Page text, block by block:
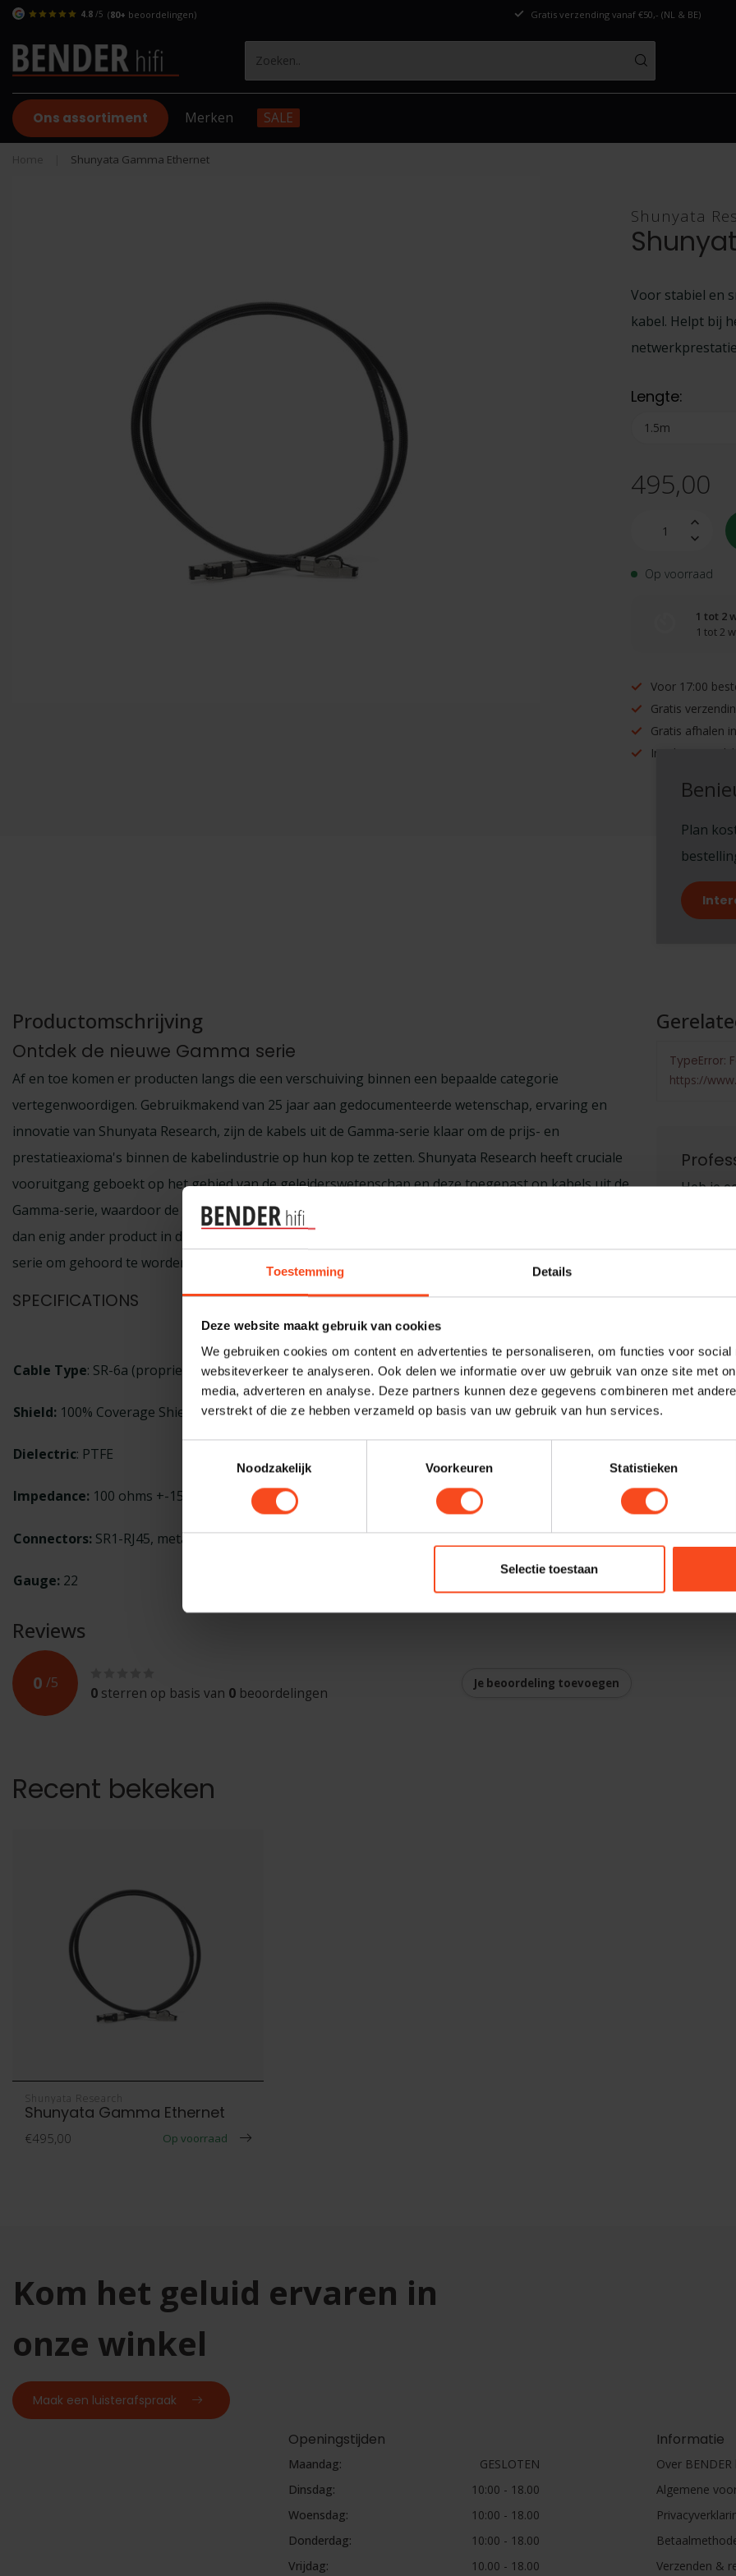
Toestemming Details
Deze website maakt gebruik van cookies
We gebruiken cookies om content en advertenties te personaliseren, om functies voor social
websiteverkeer te analyseren. Ook delen we informatie over uw gebruik van onze site met
media, adverteren en analyse. Deze partners kunnen deze gegevens combineren met
verstrekt of die ze hebben verzameld op basis van uw gebruik van hun services.
Noodzakelijk
Voorkeuren Statistieken
Selectie toestaan
4.8 /5 (80+ beoordelingen) Gratis verzending vanaf €50,- (NL & BE)
Ons assortiment Merken SALE
Home Shunyata Gamma Ethernet
Shunyata
Voor stabiel en
kabel. Helpt bij
Lengte:
495,00
Op voorraad
1 tot 2
1 tot 2
Voor 17:00
Gratis
Gratis afhalen
Inruilen mogelijk!
Plan
Productomschrijving
Ontdek de nieuwe Gamma serie
Af en toe komen er producten langs die een verschuiving binnen een bepaalde categorie
vertegenwoordigen. Gebruikmakend van 25 jaar aan gedocumenteerde wetenschap, ervaring en
innovatie van Shunyata Research, zijn de kabels uit de Gamma-serie klaar om de prijs- en
prestatieaxioma's binnen de kabelindustrie op hun kop te zetten. Shunyata Research heeft cruciale
vooruitgang geboekt op het gebied van de geleiderswetenschap en deze toegepast op kabels uit de
Gamma-serie, waardoor de prestaties tot ver boven verwachting zijn gestegen. Misschien wel meer
dan enig ander product in de geschiedenis van Shunyata Research vereisen kabels uit de Gamma-
serie om gehoord te worden, zelfs in vergelijking met kabels die twee tot drie keer zo duur zijn.
SPECIFICATIONS
Cable Type: SR-6a (proprietary)
Shield: 100% Coverage Shield
Dielectric: PTFE
Impedance: 100 ohms +-15
Connectors: SR1-RJ45, metal construction
Gauge: 22
KPIP v2 Processing:4-days
Color:
Safety Assurance:
Continuity and polarity tests – by two technicians
HiPOT tests insulation breakdown @ 1,200 VAC
Reviews
0 /5
0 sterren op basis van 0 beoordelingen
Je beoordeling toevoegen
TypeError:
https://
Heb je
maken
Recent bekeken
Shunyata Research
Shunyata Gamma Ethernet
€495,00 Op voorraad
Kom het geluid ervaren in
onze winkel
Maak een luisterafspraak
Openingstijden
Maandag:
GESLOTEN
Dinsdag:
10:00 - 18.00
Woensdag:
10:00 - 18.00
Donderdag:
10:00 - 18.00
Vrijdag:
10.00 - 18.00
Informatie
Over BENDER
Algemene
Verzenden &